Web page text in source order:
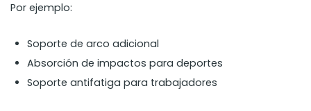
Por ejemplo:
Soporte de arco adicional
Absorción de impactos para deportes
Soporte antifatiga para trabajadores